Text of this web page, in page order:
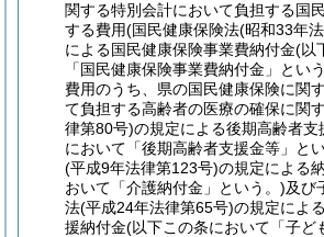
関する特別会計において負担する国
する費用(国民健康保険法(昭和33年
による国民健康保険事業費納付金(以
「国民健康保険事業費納付金」とい
費用のうち、県の国民健康保険に関
て負担する高齢者の医療の確保に関
律第80号)の規定による後期高齢者支
において「後期高齢者支援金等」と
(平成9年法律第123号)の規定による
おいて「介護納付金」という。)及び
法(平成24年法律第65号)の規定によ
援納付金(以下この条において「子ど